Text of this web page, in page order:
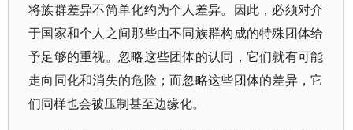
将族群差异不简单化约为个人差异。因此，必须对介
于国家和个人之间那些由不同族群构成的特殊团体给
予足够的重视。忽略这些团体的认同，它们就有可能
走向同化和消失的危险；而忽略这些团体的差异，它
们同样也会被压制甚至边缘化。